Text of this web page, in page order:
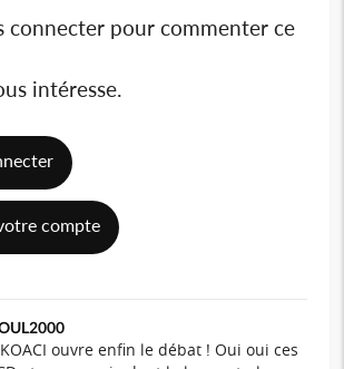
connecter pour commenter ce
intéresse.
compte
ouvre enfin le débat ! Oui oui ces